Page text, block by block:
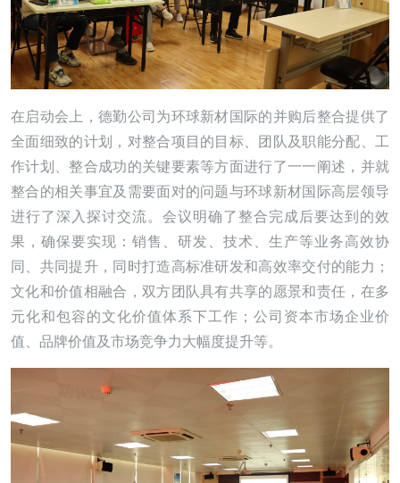
在启动会上，德勤公司为环球新材国际的并购后整合提供了
全面细致的计划，对整合项目的目标、团队及职能分配、工
作计划、整合成功的关键要素等方面进行了一一阐述，并就
整合的相关事宜及需要面对的问题与环球新材国际高层领导
进行了深入探讨交流。会议明确了整合完成后要达到的效
果，确保要实现：销售、研发、技术、生产等业务高效协
同、共同提升，同时打造高标准研发和高效率交付的能力；
文化和价值相融合，双方团队具有共享的愿景和责任，在多
元化和包容的文化价值体系下工作；公司资本市场企业价
值、品牌价值及市场竞争力大幅度提升等。